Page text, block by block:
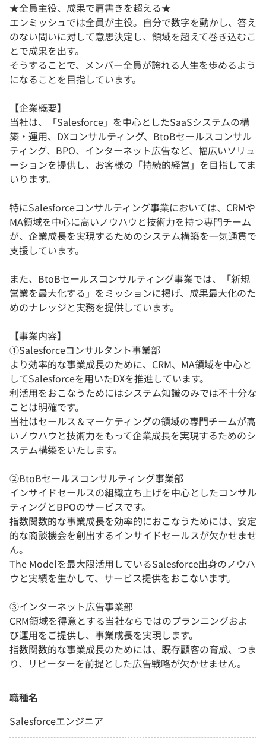
★全員主役、成果で肩書きを超える★
エンミッシュでは全員が主役。自分で数字を動かし、答え
のない問いに対して意思決定し、領域を超えて巻き込むこ
とで成果を出す。
そうすることで、メンバー全員が誇れる人生を歩めるよう
になることを目指しています。
【企業概要】
当社は、「Salesforce」を中心としたSaaSシステムの構
築・運用、DXコンサルティング、BtoBセールスコンサル
ティング、BPO、インターネット広告など、幅広いソリュ
ーションを提供し、お客様の「持続的経営」を目指してま
いります。
特にSalesforceコンサルティング事業においては、CRMや
MA領域を中心に高いノウハウと技術力を持つ専門チーム
が、企業成長を実現するためのシステム構築を一気通貫で
支援しています。
また、BtoBセールスコンサルティング事業では、「新規
営業を最大化する」をミッションに掲げ、成果最大化のた
めのナレッジと実務を提供しています。
【事業内容】
①Salesforceコンサルタント事業部
より効率的な事業成長のために、CRM、MA領域を中心と
してSalesforceを用いたDXを推進しています。
利活用をおこなうためにはシステム知識のみでは不十分な
ことは明確です。
当社はセールス＆マーケティングの領域の専門チームが高
いノウハウと技術力をもって企業成長を実現するためのシ
ステム構築をいたします。
②BtoBセールスコンサルティング事業部
インサイドセールスの組織立ち上げを中心としたコンサル
ティングとBPOのサービスです。
指数関数的な事業成長を効率的におこなうためには、安定
的な商談機会を創出するインサイドセールスが欠かせませ
ん。
The Modelを最大限活用しているSalesforce出身のノウハ
ウと実績を生かして、サービス提供をおこないます。
③インターネット広告事業部
CRM領域を得意とする当社ならではのプランニングおよ
び運用をご提供し、事業成長を実現します。
指数関数的な事業成長のためには、既存顧客の育成、つま
り、リピーターを前提とした広告戦略が欠かせません。
職種名
Salesforceエンジニア